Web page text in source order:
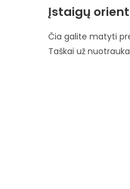
Įstaigų
Čia galite matyti
Taškai už